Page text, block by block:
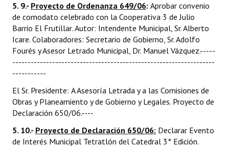
5. 9.- Proyecto de Ordenanza 649/06: Aprobar convenio
de comodato celebrado con la Cooperativa 3 de Julio
Barrio El Frutillar. Autor: Intendente Municipal, Sr. Alberto
Icare. Colaboradores: Secretario de Gobierno, Sr. Adolfo
Fourés y Asesor Letrado Municipal, Dr. Manuel Vázquez.-----
------------------------------------------------------------------
-----------
El Sr. Presidente: A Asesoría Letrada y a las Comisiones de
Obras y Planeamiento y de Gobierno y Legales. Proyecto de
Declaración 650/06.----
5. 10.- Proyecto de Declaración 650/06: Declarar Evento
de Interés Municipal Tetratlón del Catedral 3° Edición.